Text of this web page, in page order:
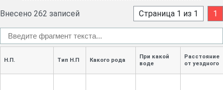
Внесено 262 записей Страница 1 из 1 1
Н.П. Тип Н.П Какого рода
При какой
воде
Расстояние
от уездного